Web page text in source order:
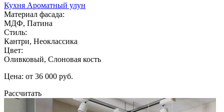
Кухня Ароматный улун
Материал фасада:
МДФ, Патина
Стиль:
Кантри, Неоклассика
Цвет:
Оливковый, Слоновая кость
Цена: от 36 000 руб.
Рассчитать